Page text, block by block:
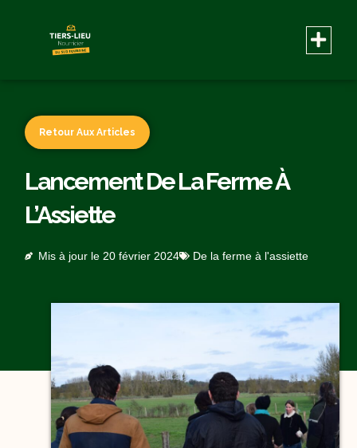
Retour Aux Articles
Lancement De La Ferme À
L’Assiette
Mis à jour le 20 février 2024 De la ferme à l'assiette